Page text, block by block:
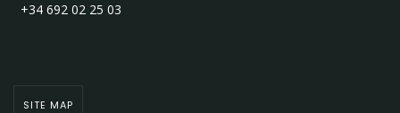
+34 692 02 25 03
SITE MAP